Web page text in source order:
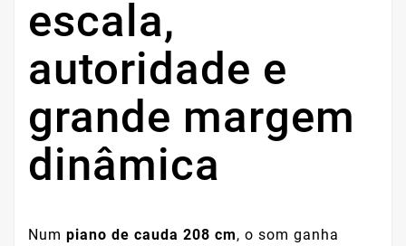
escala,
autoridade e
grande margem
dinâmica
Num piano de cauda 208 cm, o som ganha